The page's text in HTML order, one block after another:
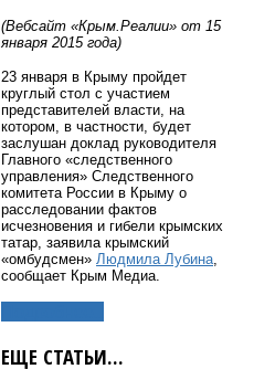
(Вебсайт «Крым.Реалии» от 15
января 2015 года)
23 января в Крыму пройдет
круглый стол с участием
представителей власти, на
котором, в частности, будет
заслушан доклад руководителя
Главного «следственного
управления» Следственного
комитета России в Крыму о
расследовании фактов
исчезновения и гибели крымских
татар, заявила крымский
«омбудсмен» Людмила Лубина
сообщает Крым Медиа.
ЕЩЕ СТАТЬИ...